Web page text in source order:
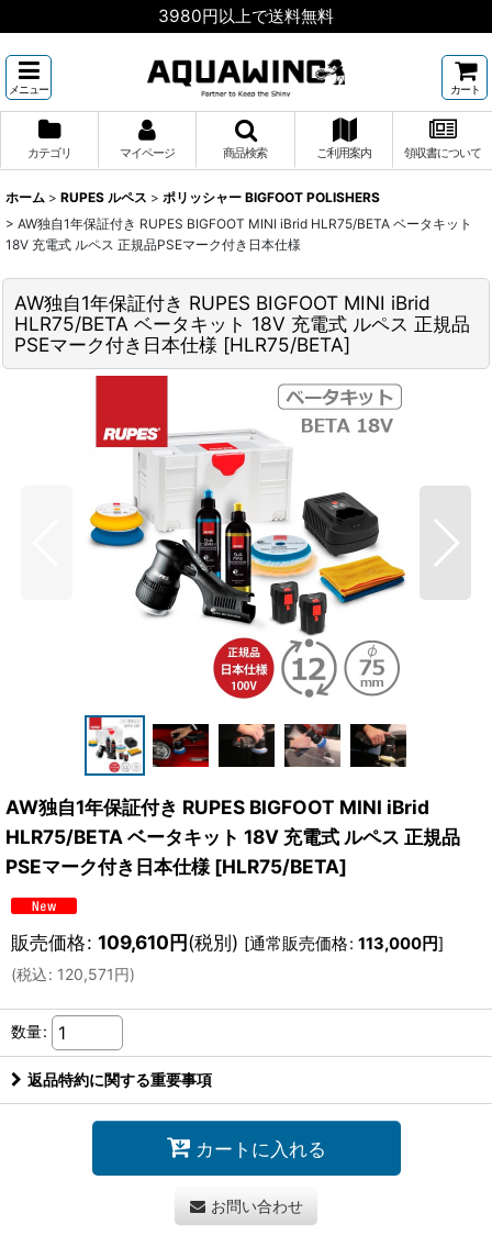
3980円以上で送料無料
メニュー カート
カテゴリ マイページ 商品検索 ご利用案内 領収書について
ホーム > RUPES ルペス > ポリッシャー BIGFOOT POLISHERS
> AW独自1年保証付き RUPES BIGFOOT MINI iBrid HLR75/BETA ベータキット
18V 充電式 ルペス 正規品PSEマーク付き日本仕様
AW独自1年保証付き RUPES BIGFOOT MINI iBrid
HLR75/BETA ベータキット 18V 充電式 ルペス 正規品
PSEマーク付き日本仕様 [HLR75/BETA]
AW独自1年保証付き RUPES BIGFOOT MINI iBrid
HLR75/BETA ベータキット 18V 充電式 ルペス 正規品
PSEマーク付き日本仕様 [HLR75/BETA]
販売価格: 109,610円(税別) [通常販売価格: 113,000円]
(税込: 120,571円)
数量:
返品特約に関する重要事項
カートに入れる
お問い合わせ